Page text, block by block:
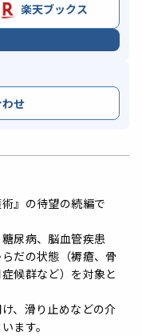
楽天ブックス
せ
』の待望の続編で
尿病、脳血管疾患
だの状態（褥瘡、骨
候群など）を対象と
、滑り止めなどの介
ます。